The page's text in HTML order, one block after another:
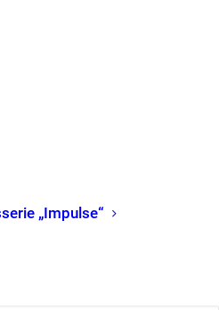
„Impulse“
der juristischen
der größten
demokratische
vor 75 Jahren
Netanjahu strebt einen